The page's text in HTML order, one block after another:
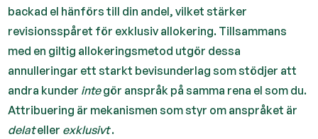
backad el hänförs till din andel, vilket stärker
revisionsspåret för exklusiv allokering. Tillsammans
med en giltig allokeringsmetod utgör dessa
annulleringar ett starkt bevisunderlag som stödjer att
andra kunder integör anspråk på samma rena el som du.
Attribuering är mekanismen som styr om anspråket är
delateller exklusivt.